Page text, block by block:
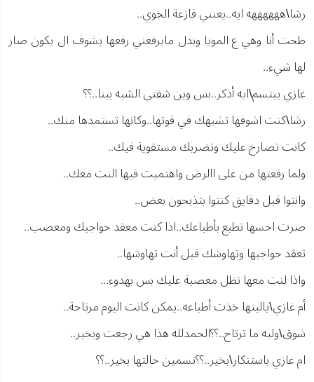
رشا\ههههههه ايه..يعنني فازعة الخوي..
طحت أنا وهي ع المويا وبدل مايرفعني رفعها يشوف ال يكون صار
لها شيء..
غازي يبتسم\ايه أذكر..بس وين شفتي الشبه بينا..؟؟
رشا\كنت اشوفها تشبهك في قوتها..وكانها تستمدها منك..
كانت تصارخ عليك وتضربك مستقوية فيك..
ولما رفعتها من على االرض واهتميت فيها النت معك..
وانتوا قبل دقايق كنتوا بتذبحون بعض..
صرت احسها تطبع بأطباعك..اذا كنت معقد حواجبك ومعصب..
تعقد حواجبها وتهاوشك قبل أنت تهاوشها..
واذا لنت معها تظل معصبة عليك بس بهدوء...
أم غازي\ياليتها خذت أطباعه..يمكن كانت اليوم مرتاحة..
شوق\وليه ما ترتاح..؟؟الحمدلله هذا هي رجعت وبخير..
ام غازي باستنكار\بخير..؟؟تسمين حالتها بخير..؟؟